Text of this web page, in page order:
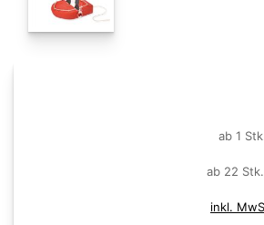
ab 1
ab 22 Stk.
inkl.